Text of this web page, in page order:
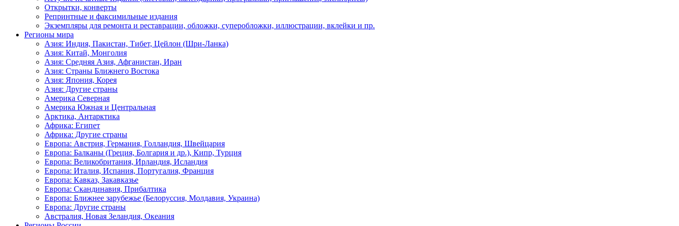
Открытки, конверты
Репринтные и факсимильные издания
Экземпляры для ремонта и реставрации, обложки, суперобложки, иллюстрации, вклейки и пр.
Регионы мира
Азия: Индия, Пакистан, Тибет, Цейлон (Шри-Ланка)
Азия: Китай, Монголия
Азия: Средняя Азия, Афганистан, Иран
Азия: Страны Ближнего Востока
Азия: Япония, Корея
Азия: Другие страны
Америка Северная
Америка Южная и Центральная
Арктика, Антарктика
Африка: Египет
Африка: Другие страны
Европа: Австрия, Германия, Голландия, Швейцария
Европа: Балканы (Греция, Болгария и др.), Кипр, Турция
Европа: Великобритания, Ирландия, Исландия
Европа: Италия, Испания, Португалия, Франция
Европа: Кавказ, Закавказье
Европа: Скандинавия, Прибалтика
Европа: Ближнее зарубежье (Белоруссия, Молдавия, Украина)
Европа: Другие страны
Австралия, Новая Зеландия, Океания